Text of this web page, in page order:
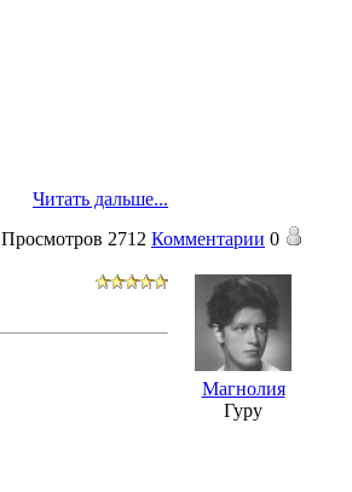
Читать дальше...
Просмотров 2712 Комментарии 0
Магнолия
Гуру